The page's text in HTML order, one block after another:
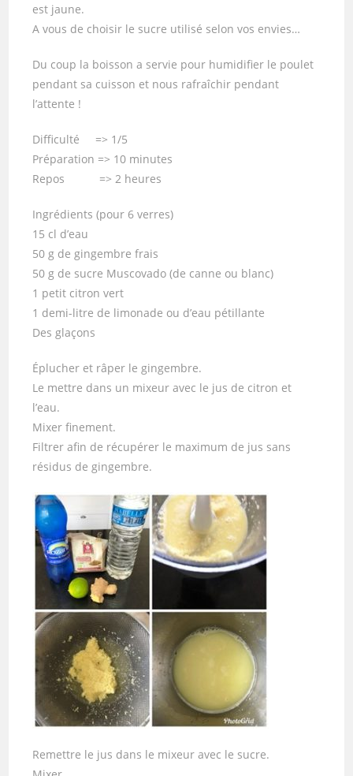
est jaune.
A vous de choisir le sucre utilisé selon vos envies…
Du coup la boisson a servie pour humidifier le poulet
pendant sa cuisson et nous rafraîchir pendant
l’attente !
Difficulté => 1/5
Préparation => 10 minutes
Repos => 2 heures
Ingrédients (pour 6 verres)
15 cl d’eau
50 g de gingembre frais
50 g de sucre Muscovado (de canne ou blanc)
1 petit citron vert
1 demi-litre de limonade ou d’eau pétillante
Des glaçons
Éplucher et râper le gingembre.
Le mettre dans un mixeur avec le jus de citron et
l’eau.
Mixer finement.
Filtrer afin de récupérer le maximum de jus sans
résidus de gingembre.
Remettre le jus dans le mixeur avec le sucre.